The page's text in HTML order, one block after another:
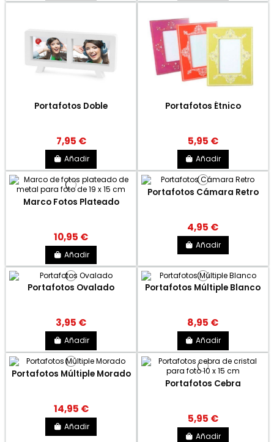
Portafotos Doble
7,95 €
Añadir
Portafotos Étnico
5,95 €
Añadir
Marco Fotos Plateado
10,95 €
Añadir
Portafotos Cámara Retro
4,95 €
Añadir
Portafotos Ovalado
3,95 €
Añadir
Portafotos Múltiple Blanco
8,95 €
Añadir
Portafotos Múltiple Morado
14,95 €
Añadir
Portafotos Cebra
5,95 €
Añadir